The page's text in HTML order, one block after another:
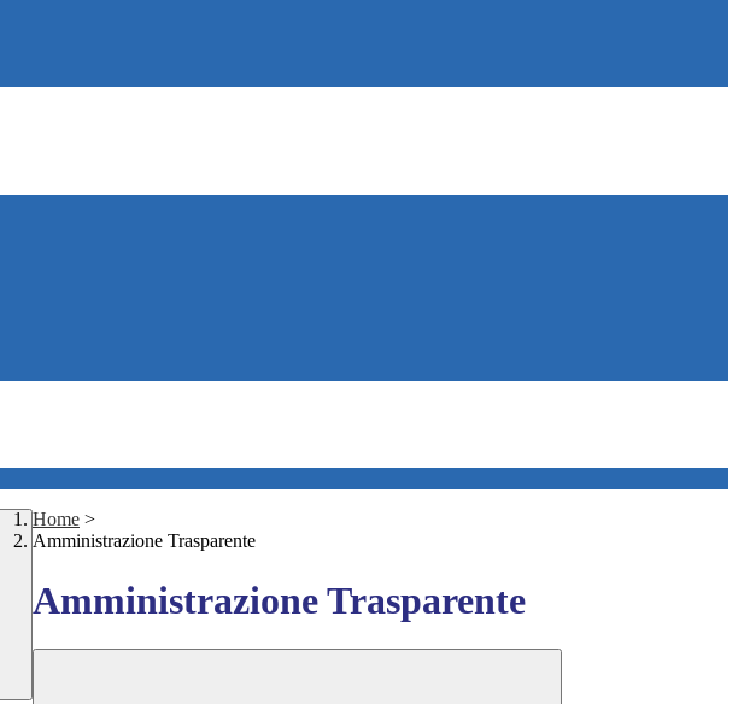
Home >
Amministrazione Trasparente
Amministrazione Trasparente